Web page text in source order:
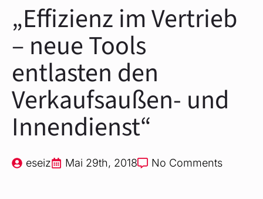
„Effizienz im Vertrieb
– neue Tools
entlasten den
Verkaufsaußen- und
Innendienst“
eseiz Mai 29th, 2018 No Comments